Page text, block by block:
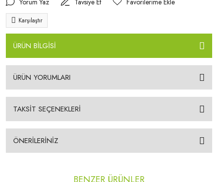
Yorum Yaz Tavsiye Et
Karşılaştır
ÜRÜN BİLGİSİ
ÜRÜN YORUMLARI
TAKSİT SEÇENEKLERİ
ÖNERİLERİNİZ